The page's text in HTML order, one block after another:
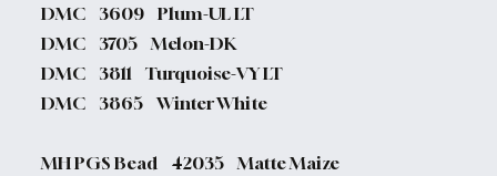
DMC 3609 Plum-UL LT
DMC 3705 Melon-DK
DMC 3811 Turquoise-VY LT
DMC 3865 Winter White
MH PGS Bead 42035 Matte Maize